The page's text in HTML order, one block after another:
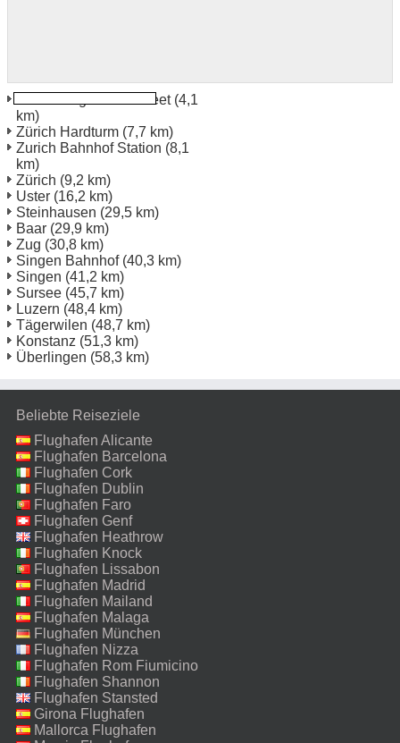
Zürich Hagenholz Street(4,1
km)
Zürich Hardturm (7,7 km)
Zurich Bahnhof Station (8,1
km)
Zürich (9,2 km)
Uster (16,2 km)
Steinhausen (29,5 km)
Baar (29,9 km)
Zug (30,8 km)
Singen Bahnhof(40,3 km)
Singen (41,2 km)
Sursee (45,7 km)
Luzern (48,4 km)
Tägerwilen (48,7 km)
Konstanz (51,3 km)
Überlingen (58,3 km)
Beliebte Reiseziele
Flughafen Alicante
Flughafen Barcelona
Flughafen Cork
Flughafen Dublin
Flughafen Faro
Flughafen Genf
Flughafen Heathrow
Flughafen Knock
Flughafen Lissabon
Flughafen Madrid
Flughafen Mailand
Malpensa
Flughafen Malaga
Flughafen München
Flughafen Nizza
Flughafen Rom Fiumicino
Flughafen Shannon
Flughafen Stansted
Girona Flughafen
Mallorca Flughafen